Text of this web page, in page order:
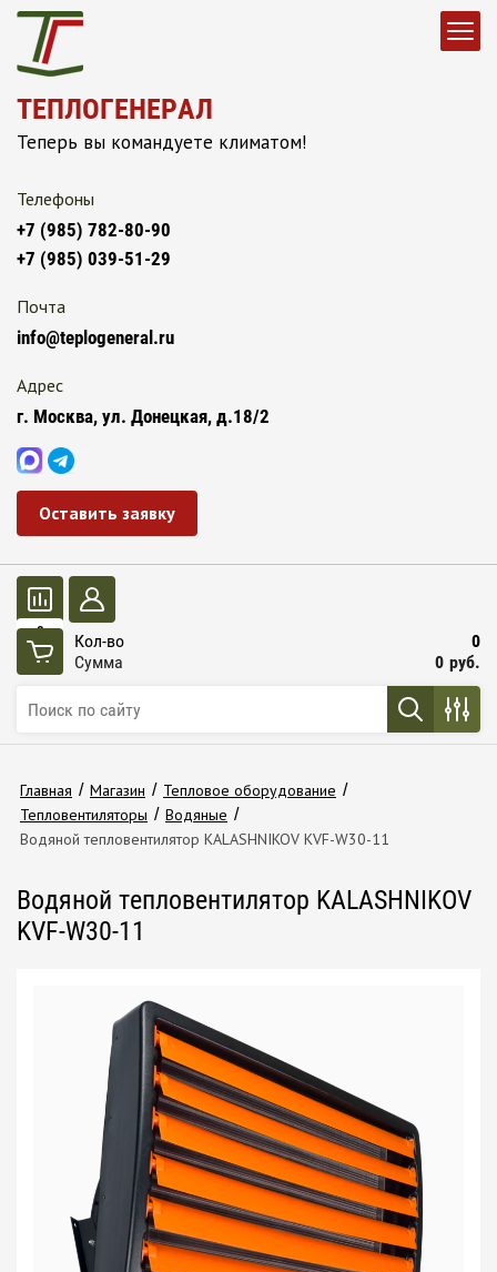
ТЕПЛОГЕНЕРАЛ
Теперь вы командуете климатом!
Телефоны
+7 (985) 782-80-90
+7 (985) 039-51-29
Почта
info@teplogeneral.ru
Адрес
г. Москва, ул. Донецкая, д.18/2
Оставить заявку
0 Кол-во
0
Сумма
0 руб.
Главная / Магазин / Тепловое оборудование /
Тепловентиляторы / Водяные /
Водяной тепловентилятор KALASHNIKOV KVF-W30-11
Водяной тепловентилятор KALASHNIKOV
KVF-W30-11